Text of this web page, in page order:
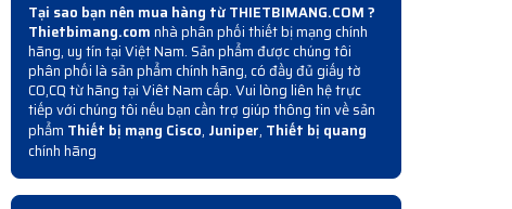
Tại sao bạn nên mua hàng từ THIETBIMANG.COM ?
Thietbimang.comnhà phân phối thiết bị mạng chính
hãng, uy tín tại Việt Nam. Sản phẩm được chúng tôi
phân phối là sản phẩm chính hãng, có đầy đủ giấy tờ
CO,CQ từ hãng tại Viêt Nam cấp. Vui lòng liên hệ trực
tiếp với chúng tôi nếu bạn cần trợ giúp thông tin về sản
phẩm Thiết bị mạng Cisco, Juniper, Thiết bị quang
chính hãng